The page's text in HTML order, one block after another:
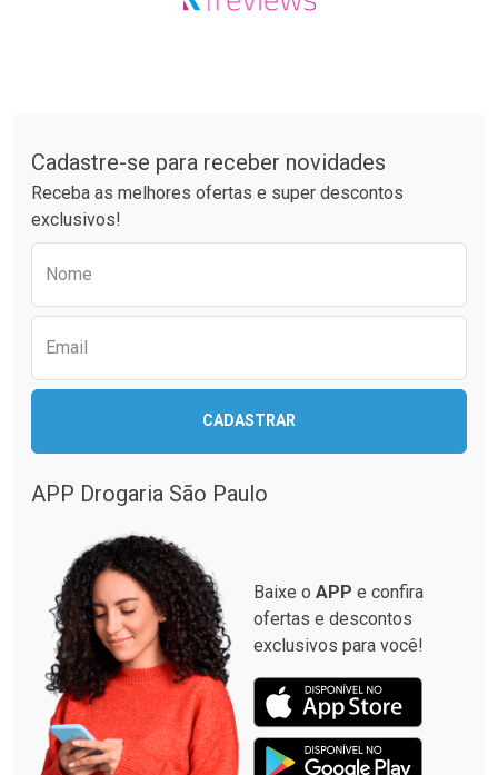
Cadastre-se para receber novidades
Receba as melhores ofertas e super descontos
exclusivos!
Nome
Email
CADASTRAR
APP Drogaria São Paulo
Baixe o APP e confira
ofertas e descontos
exclusivos para você!